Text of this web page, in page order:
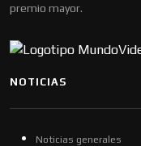
premio mayor.
NOTICIAS
Noticias generales